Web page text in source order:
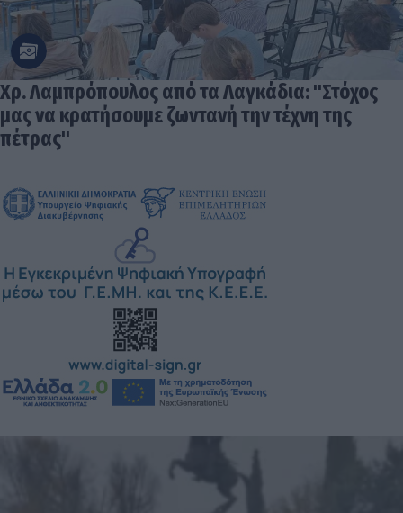
Χρ. Λαμπρόπουλος από τα Λαγκάδια: "Στόχος
μας να κρατήσουμε ζωντανή την τέχνη της
πέτρας"